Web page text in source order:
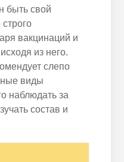
быть свой
вакцинаций и
из него.
слепо
виды
наблюдать за
состав и